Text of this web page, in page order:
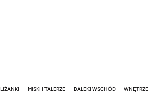
MISKI I TALERZE DALEKI WSCHÓD WNĘTRZE